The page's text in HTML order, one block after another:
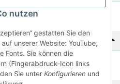
nutzen
gestatten Sie den
unserer Website: YouTube,
Fonts. Sie können die
(Fingerabdruck-Icon links
Sie unter Konfigurieren und
Katalog?
anschauen